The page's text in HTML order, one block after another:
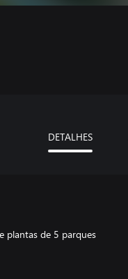
DETALHES
plantas de 5 parques